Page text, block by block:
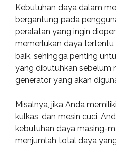
Kebutuhan daya dalam
bergantung pada
peralatan yang ingin
memerlukan daya
baik, sehingga penting
yang dibutuhkan sebelum
generator yang akan
Misalnya, jika Anda
kulkas, dan mesin cuci,
kebutuhan daya masing-
menjumlah total daya